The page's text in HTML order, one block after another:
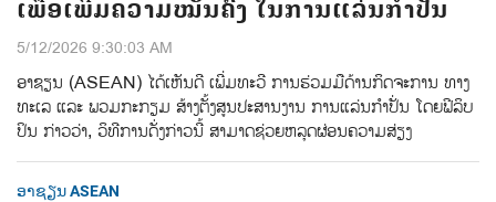
ເພື່ອເພີ່ມຄວາມໝັ້ນຄົງ ໃນການແລ່ນກຳປັ່ນ
5/12/2026 9:30:03 AM
ອາຊຽນ (ASEAN) ໄດ້ເຫັນດີ ເພີ່ມທະວີ ການຮ່ວມມືດ້ານກິດຈະການ ທາງ
ທະເລ ແລະ ພວມກະກຽມ ສ້າງຕັ້ງສູນປະສານງານ ການແລ່ນກຳປັ່ນ ໂດຍຟີລິບ
ປິນ ກ່າວວ່າ, ວິທີການດັ່ງກ່າວນີ້ ສາມາດຊ່ວຍຫລຸດຜ່ອນຄວາມສ່ຽງ
ອາຊຽນ ASEAN